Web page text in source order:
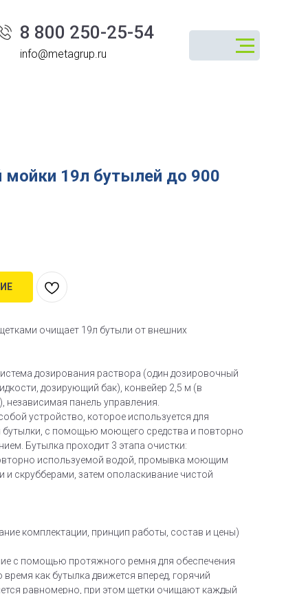
8 800 250-25-54
info@metagrup.ru
19л бутылей до 900
очищает 19л бутыли от внешних
дозирования раствора (один дозировочный
дозирующий бак), конвейер 2,5 м (в
независимая панель управления.
устройство, которое используется для
бутылки, с помощью моющего средства и повторно
Бутылка проходит 3 этапа очистки:
используемой водой, промывка моющим
и скрубберами, затем ополаскивание чистой
комплектации, принцип работы, состав и цены)
с помощью протяжного ремня для обеспечения
как бутылка движется вперед, горячий
равномерно, при этом щетки очищают каждый